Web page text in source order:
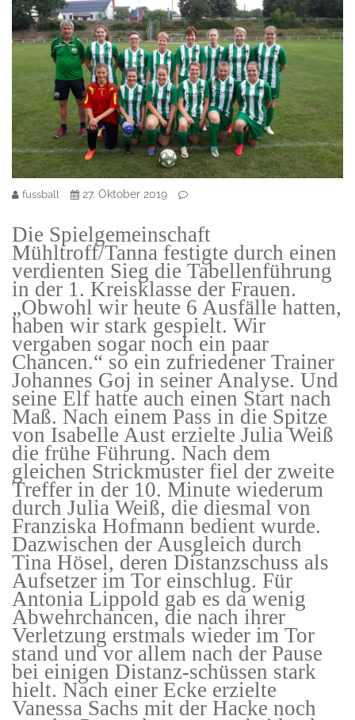
fussball 27. Oktober 2019
Die Spielgemeinschaft
Mühltroff/Tanna festigte durch einen
verdienten Sieg die Tabellenführung
in der 1. Kreisklasse der Frauen.
„Obwohl wir heute 6 Ausfälle hatten,
haben wir stark gespielt. Wir
vergaben sogar noch ein paar
Chancen.“ so ein zufriedener Trainer
Johannes Goj in seiner Analyse. Und
seine Elf hatte auch einen Start nach
Maß. Nach einem Pass in die Spitze
von Isabelle Aust erzielte Julia Weiß
die frühe Führung. Nach dem
gleichen Strickmuster fiel der zweite
Treffer in der 10. Minute wiederum
durch Julia Weiß, die diesmal von
Franziska Hofmann bedient wurde.
Dazwischen der Ausgleich durch
Tina Hösel, deren Distanzschuss als
Aufsetzer im Tor einschlug. Für
Antonia Lippold gab es da wenig
Abwehrchancen, die nach ihrer
Verletzung erstmals wieder im Tor
stand und vor allem nach der Pause
bei einigen Distanz-schüssen stark
hielt. Nach einer Ecke erzielte
Vanessa Sachs mit der Hacke noch